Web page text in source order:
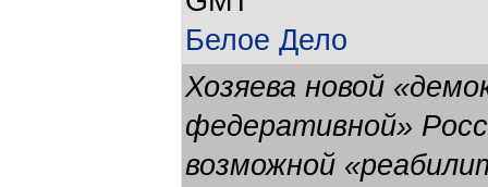
Белое Дело
Хозяева новой
федеративной»
возможной